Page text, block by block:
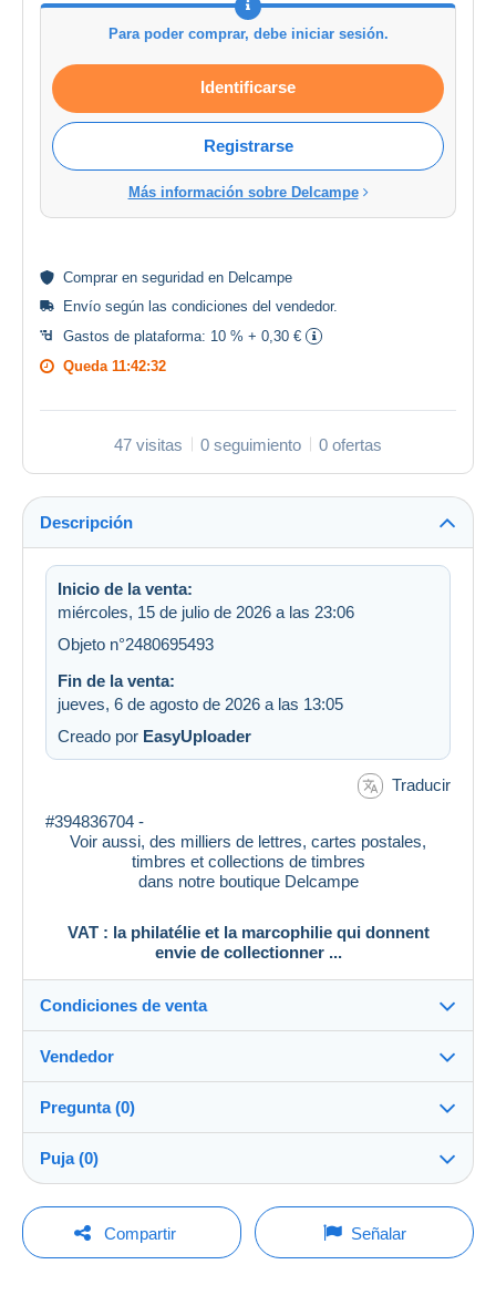
Para poder comprar, debe iniciar sesión.
Identificarse
Registrarse
Más información sobre Delcampe
Comprar en seguridad en Delcampe
Envío según las condiciones del vendedor.
Gastos de plataforma: 10 % + 0,30 €
Queda 11:42:32
47 visitas 0 seguimiento 0 ofertas
Descripción
Inicio de la venta:
miércoles, 15 de julio de 2026 a las 23:06
Objeto n°2480695493
Fin de la venta:
jueves, 6 de agosto de 2026 a las 13:05
Creado por EasyUploader
Traducir
#394836704 -
Voir aussi, des milliers de lettres, cartes postales,
timbres et collections de timbres
dans notre boutique Delcampe
VAT : la philatélie et la marcophilie qui donnent
envie de collectionner ...
Condiciones de venta
Destino:
Ver la lista de países
Entrega en persona:
Sí
Envío después del pago
Gastos:
Vendedor
vat_tradition100%(58901x)
PRO
Tienda
Apellido:
Pregunta (0)
Para hacer una pregunta, debe iniciar una
Puja (0)
La venta se prolongará un minuto si se presenta una
oferta menos de un minuto antes del plazo.
Compartir Señalar